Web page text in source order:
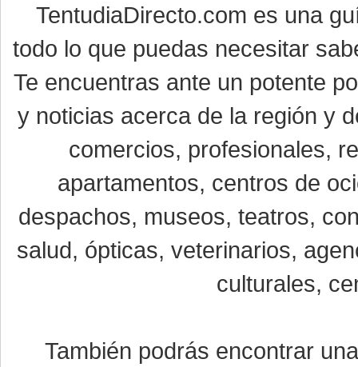
TentudiaDirecto.com es una
todo lo que puedas necesitar
Te encuentras ante un potente
y noticias acerca de la región y
comercios, profesionales,
apartamentos, centros de
despachos, museos, teatros,
salud, ópticas, veterinarios,
culturales,
También podrás encontrar